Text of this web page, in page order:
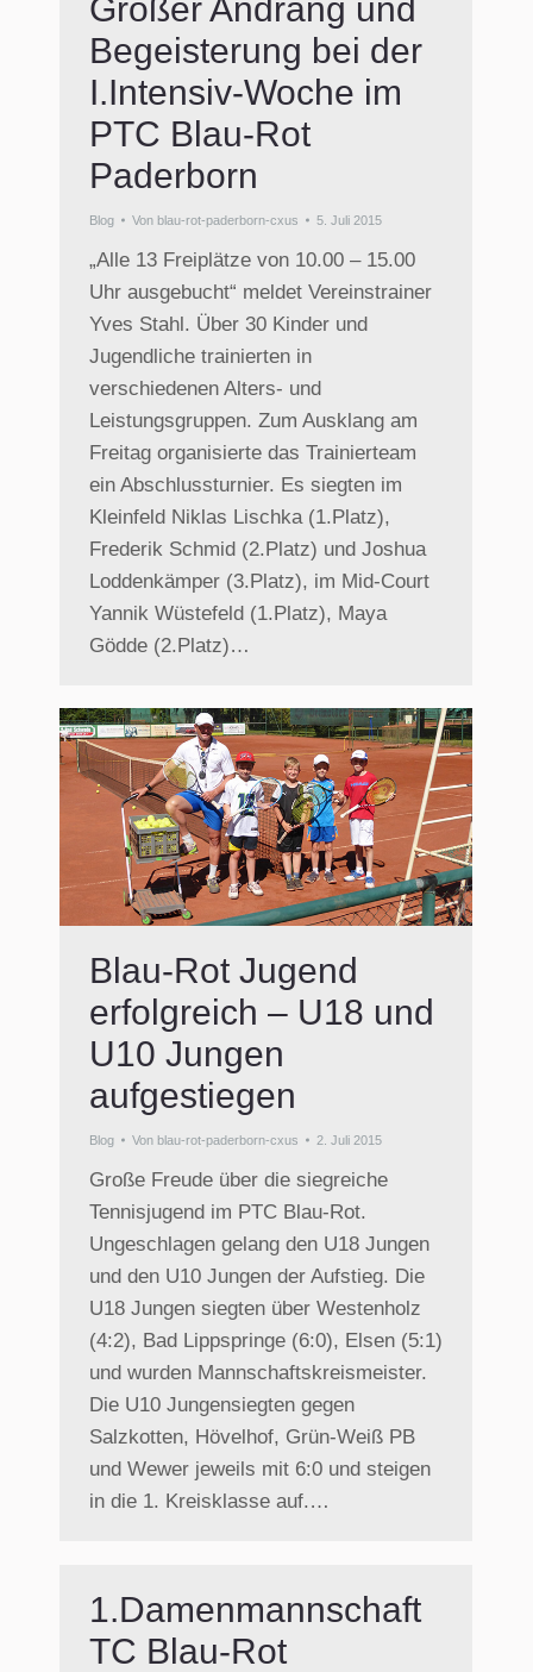
Großer Andrang und
Begeisterung bei der
I.Intensiv-Woche im
PTC Blau-Rot
Paderborn
Blog Von blau-rot-paderborn-cxus 5. Juli 2015
„Alle 13 Freiplätze von 10.00 – 15.00
Uhr ausgebucht“ meldet Vereinstrainer
Yves Stahl. Über 30 Kinder und
Jugendliche trainierten in
verschiedenen Alters- und
Leistungsgruppen. Zum Ausklang am
Freitag organisierte das Trainierteam
ein Abschlussturnier. Es siegten im
Kleinfeld Niklas Lischka (1.Platz),
Frederik Schmid (2.Platz) und Joshua
Loddenkämper (3.Platz), im Mid-Court
Yannik Wüstefeld (1.Platz), Maya
Gödde (2.Platz)…
Blau-Rot Jugend
erfolgreich – U18 und
U10 Jungen
aufgestiegen
Blog Von blau-rot-paderborn-cxus 2. Juli 2015
Große Freude über die siegreiche
Tennisjugend im PTC Blau-Rot.
Ungeschlagen gelang den U18 Jungen
und den U10 Jungen der Aufstieg. Die
U18 Jungen siegten über Westenholz
(4:2), Bad Lippspringe (6:0), Elsen (5:1)
und wurden Mannschaftskreismeister.
Die U10 Jungensiegten gegen
Salzkotten, Hövelhof, Grün-Weiß PB
und Wewer jeweils mit 6:0 und steigen
in die 1. Kreisklasse auf.…
1.Damenmannschaft
TC Blau-Rot